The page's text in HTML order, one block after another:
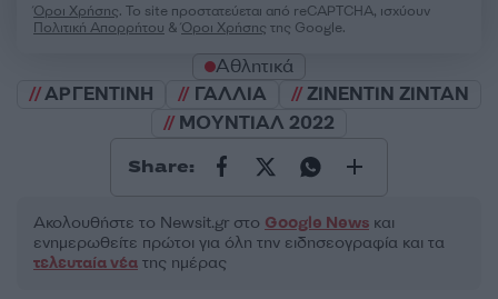
Όροι Χρήσης. Το site προστατεύεται από reCAPTCHA, ισχύουν
Πολιτική Απορρήτου &Όροι Χρήσης της Google.
Αθλητικά
ΑΡΓΕΝΤΙΝΗ
ΓΑΛΛΙΑ
ΖΙΝΕΝΤΙΝ ΖΙΝΤΑΝ
ΜΟΥΝΤΙΑΛ 2022
Share:
Ακολουθήστε το Νewsit.gr στο Google News και
ενημερωθείτε πρώτοι για όλη την ειδησεογραφία και τα
τελευταία νέα της ημέρας